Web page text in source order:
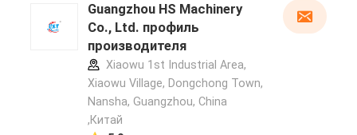
Guangzhou HS Machinery
Co., Ltd. профиль
производителя
Xiaowu 1st Industrial Area,
Xiaowu Village, Dongchong Town,
Nansha, Guangzhou, China
,Китай